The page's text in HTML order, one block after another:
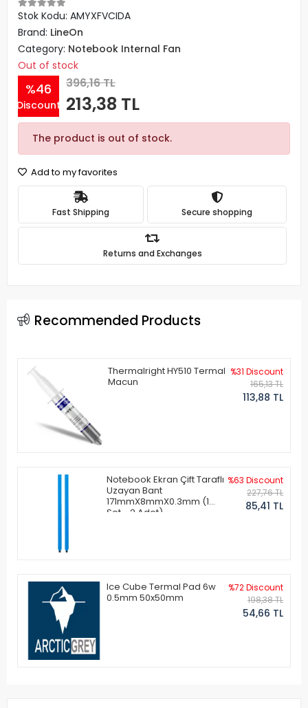
Stok Kodu: AMYXFVCIDA
Brand: LineOn
Category: Notebook Internal Fan
Out of stock
%46
Discount
396,16 TL
213,38 TL
The product is out of stock.
Add to my favorites
Fast Shipping Secure shopping
Returns and Exchanges
Recommended Products
Thermalright HY510 Termal
Macun
%31 Discount
165,13 TL
113,88 TL
Notebook Ekran Çift Taraflı
Uzayan Bant
171mmX8mmX0.3mm (1
Set - 2 Adet)
%63 Discount
227,76 TL
85,41 TL
Ice Cube Termal Pad 6w
0.5mm 50x50mm
%72 Discount
198,38 TL
54,66 TL